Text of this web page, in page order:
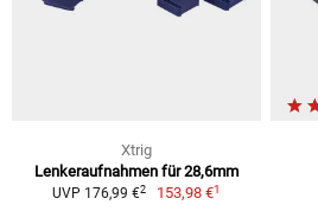
Xtrig
Lenkeraufnahmen für 28,6mm
UVP 176,99 €2 153,98 €1